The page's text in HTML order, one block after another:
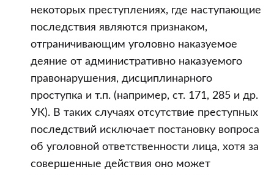
некоторых преступлениях, где наступающие
последствия являются признаком,
отграничивающим уголовно наказуемое
деяние от административно наказуемого
правонарушения, дисциплинарного
проступка и т.п. (например, ст. 171, 285 и др.
УК). В таких случаях отсутствие преступных
последствий исключает постановку вопроса
об уголовной ответственности лица, хотя за
совершенные действия оно может